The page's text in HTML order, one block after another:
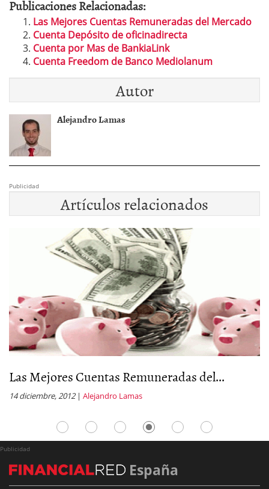
Publicaciones Relacionadas:
Las Mejores Cuentas Remuneradas del Mercado
Cuenta Depósito de oficinadirecta
Cuenta por Mas de BankiaLink
Cuenta Freedom de Banco Mediolanum
Autor
Alejandro Lamas
Publicidad
Artículos relacionados
Cuenta Depósito de oficinadirecta
11 octubre, 2011 |Alejandro Lamas
Publicidad
España